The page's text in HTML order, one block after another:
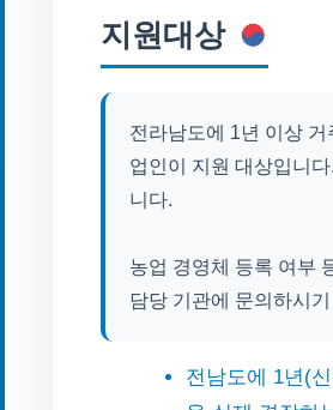
지원대상
전라남도에 1년 이상
업인이 지원 대상입니
니다.
농업 경영체 등록 여부
담당 기관에 문의하시
전남도에 1년(